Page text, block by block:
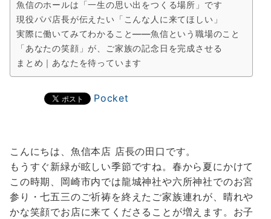
魚信のホールは「一生の思い出をつくる場所」です
現役パパ店長が伝えたい「こんな人に来てほしい」
実際に働いてみてわかること——魚信という職場のこと
「あなたの笑顔」が、ご家族の記念日を完成させる
まとめ｜あなたを待っています
Pocket
こんにちは、魚信本店 店長の田口です。
もうすぐ新緑が眩しい季節ですね。春から夏にかけて
この時期、岡崎市内では龍城神社や六所神社でのお宮
参り・七五三のご祈祷を終えたご家族連れが、晴れや
かな笑顔でお店に来てくださることが増えます。お子